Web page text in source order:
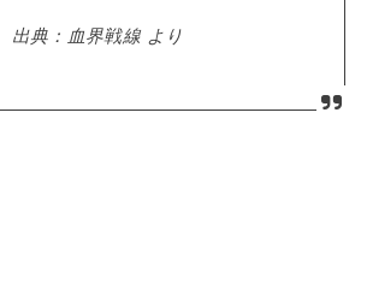
出典：血界戦線 より